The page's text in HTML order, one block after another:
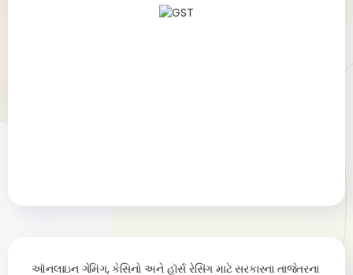
ઑનલાઇન ગેમિંગ, કેસિનો અને હૉર્સ રેસિંગ માટે સરકારના તાજેતરના